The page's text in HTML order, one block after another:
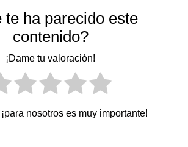
te ha parecido este
contenido?
¡Dame tu valoración!
nosotros es muy importante!